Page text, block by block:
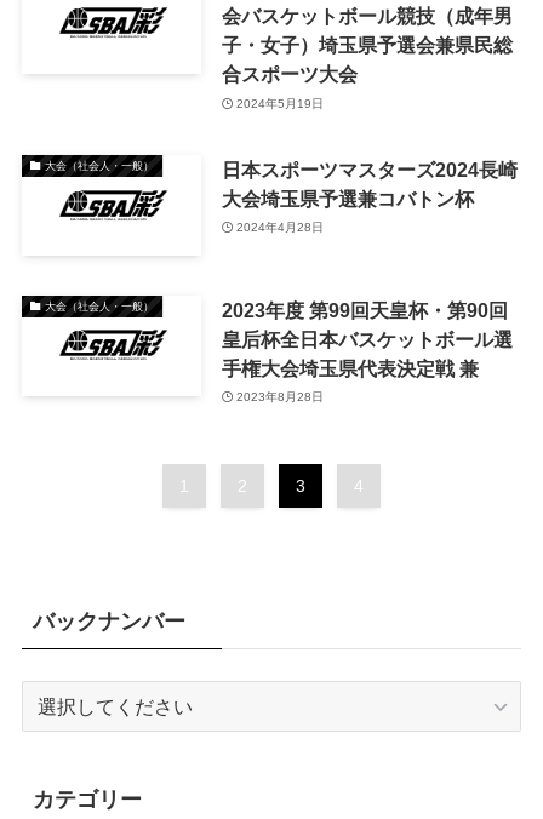
会バスケットボール競技（成年男
子・女子）埼玉県予選会兼県民総
合スポーツ大会
2024年5月19日
大会（社会人・一般）
日本スポーツマスターズ2024長崎
大会埼玉県予選兼コバトン杯
2024年4月28日
大会（社会人・一般）
2023年度 第99回天皇杯・第90回
皇后杯全日本バスケットボール選
手権大会埼玉県代表決定戦 兼
2023年8月28日
1 2 3 4
バックナンバー
カテゴリー